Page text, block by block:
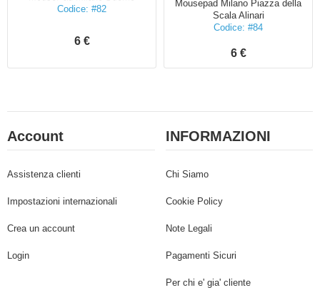
Codice: #82
6 €
Mousepad Milano Piazza della
Scala Alinari
Codice: #84
6 €
Account
Assistenza clienti
Impostazioni internazionali
Crea un account
Login
INFORMAZIONI
Chi Siamo
Cookie Policy
Note Legali
Pagamenti Sicuri
Per chi e' gia' cliente